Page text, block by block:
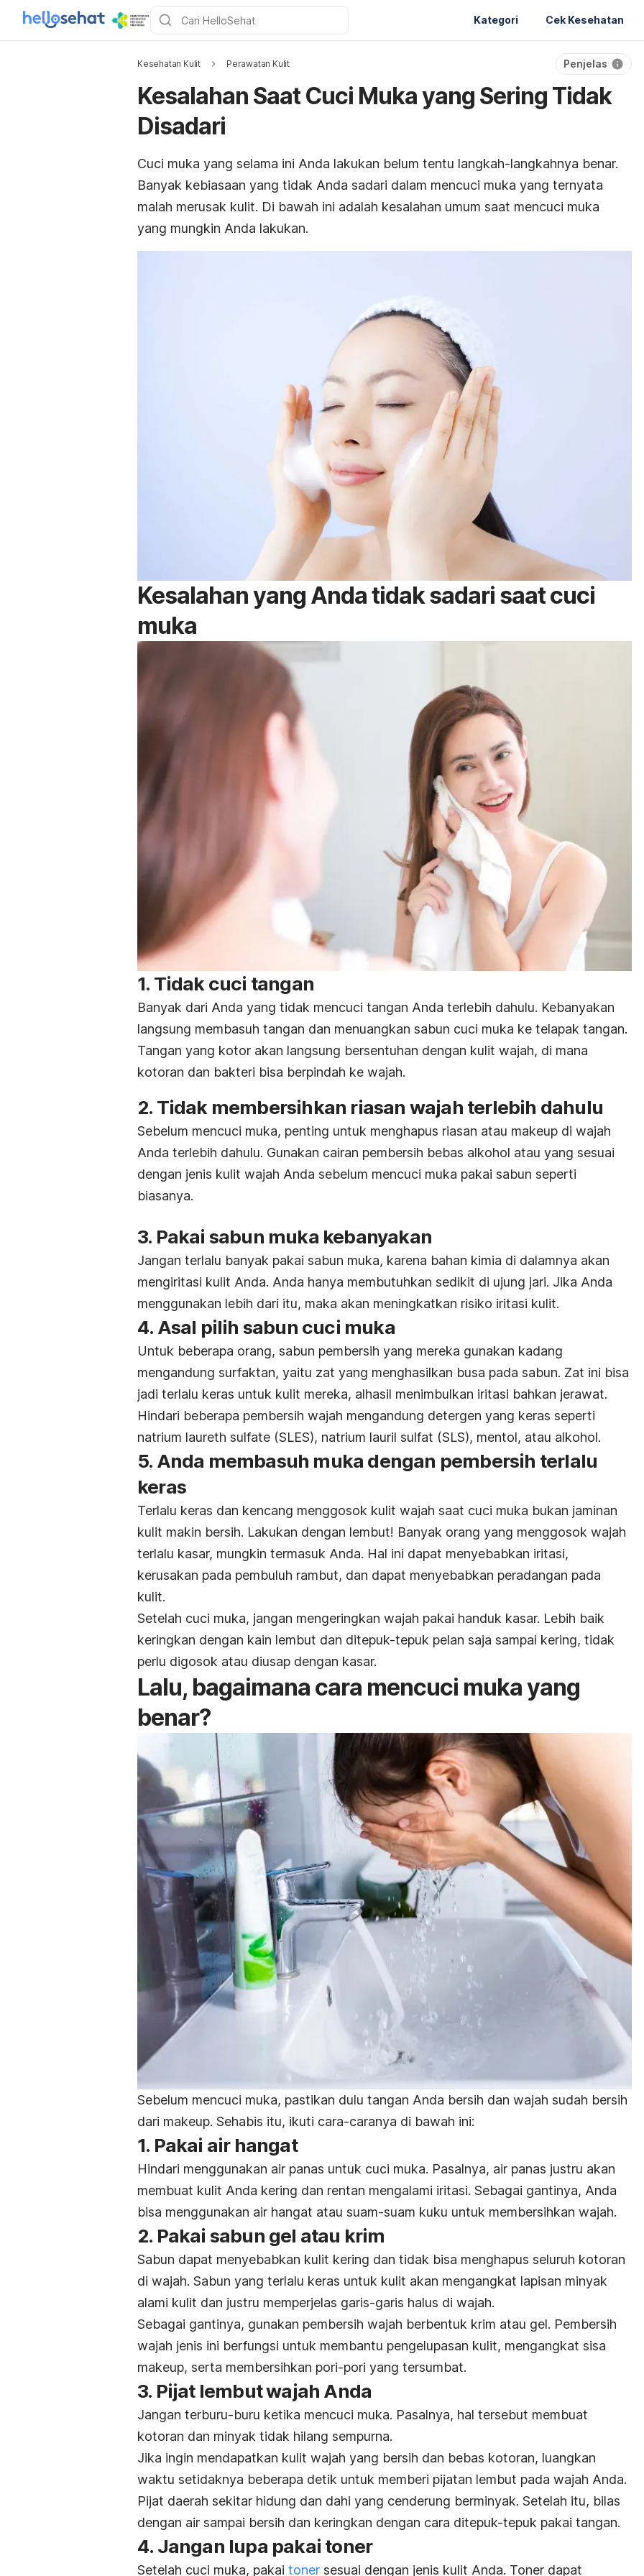
Kategori Cek Kesehatan
Kesehatan Kulit Perawatan Kulit Penjelas
Kesalahan Saat Cuci Muka yang Sering Tidak
Disadari
Cuci muka yang selama ini Anda lakukan belum tentu langkah-langkahnya benar.
Banyak kebiasaan yang tidak Anda sadari dalam mencuci muka yang ternyata
malah merusak kulit. Di bawah ini adalah kesalahan umum saat mencuci muka
yang mungkin Anda lakukan.
Kesalahan yang Anda tidak sadari saat cuci
muka
1. Tidak cuci tangan
Banyak dari Anda yang tidak mencuci tangan Anda terlebih dahulu. Kebanyakan
langsung membasuh tangan dan menuangkan sabun cuci muka ke telapak tangan.
Tangan yang kotor akan langsung bersentuhan dengan kulit wajah, di mana
kotoran dan bakteri bisa berpindah ke wajah.
2. Tidak membersihkan riasan wajah terlebih dahulu
Sebelum mencuci muka, penting untuk menghapus riasan atau makeup di wajah
Anda terlebih dahulu. Gunakan cairan pembersih bebas alkohol atau yang sesuai
dengan jenis kulit wajah Anda sebelum mencuci muka pakai sabun seperti
biasanya.
3. Pakai sabun muka kebanyakan
Jangan terlalu banyak pakai sabun muka, karena bahan kimia di dalamnya akan
mengiritasi kulit Anda. Anda hanya membutuhkan sedikit di ujung jari. Jika Anda
menggunakan lebih dari itu, maka akan meningkatkan risiko iritasi kulit.
4. Asal pilih sabun cuci muka
Untuk beberapa orang, sabun pembersih yang mereka gunakan kadang
mengandung surfaktan, yaitu zat yang menghasilkan busa pada sabun. Zat ini bisa
jadi terlalu keras untuk kulit mereka, alhasil menimbulkan iritasi bahkan jerawat.
Hindari beberapa pembersih wajah mengandung detergen yang keras seperti
natrium laureth sulfate (SLES), natrium lauril sulfat (SLS), mentol, atau alkohol.
5. Anda membasuh muka dengan pembersih terlalu
keras
Terlalu keras dan kencang menggosok kulit wajah saat cuci muka bukan jaminan
kulit makin bersih. Lakukan dengan lembut! Banyak orang yang menggosok wajah
terlalu kasar, mungkin termasuk Anda. Hal ini dapat menyebabkan iritasi,
kerusakan pada pembuluh rambut, dan dapat menyebabkan peradangan pada
kulit.
Setelah cuci muka, jangan mengeringkan wajah pakai handuk kasar. Lebih baik
keringkan dengan kain lembut dan ditepuk-tepuk pelan saja sampai kering, tidak
perlu digosok atau diusap dengan kasar.
Lalu, bagaimana cara mencuci muka yang
benar?
Sebelum mencuci muka, pastikan dulu tangan Anda bersih dan wajah sudah bersih
dari makeup. Sehabis itu, ikuti cara-caranya di bawah ini:
1. Pakai air hangat
Hindari menggunakan air panas untuk cuci muka. Pasalnya, air panas justru akan
membuat kulit Anda kering dan rentan mengalami iritasi. Sebagai gantinya, Anda
bisa menggunakan air hangat atau suam-suam kuku untuk membersihkan wajah.
2. Pakai sabun gel atau krim
Sabun dapat menyebabkan kulit kering dan tidak bisa menghapus seluruh kotoran
di wajah. Sabun yang terlalu keras untuk kulit akan mengangkat lapisan minyak
alami kulit dan justru memperjelas garis-garis halus di wajah.
Sebagai gantinya, gunakan pembersih wajah berbentuk krim atau gel. Pembersih
wajah jenis ini berfungsi untuk membantu pengelupasan kulit, mengangkat sisa
makeup, serta membersihkan pori-pori yang tersumbat.
3. Pijat lembut wajah Anda
Jangan terburu-buru ketika mencuci muka. Pasalnya, hal tersebut membuat
kotoran dan minyak tidak hilang sempurna.
Jika ingin mendapatkan kulit wajah yang bersih dan bebas kotoran, luangkan
waktu setidaknya beberapa detik untuk memberi pijatan lembut pada wajah Anda.
Pijat daerah sekitar hidung dan dahi yang cenderung berminyak. Setelah itu, bilas
dengan air sampai bersih dan keringkan dengan cara ditepuk-tepuk pakai tangan.
4. Jangan lupa pakai toner
Setelah cuci muka, pakai toner sesuai dengan jenis kulit Anda. Toner dapat